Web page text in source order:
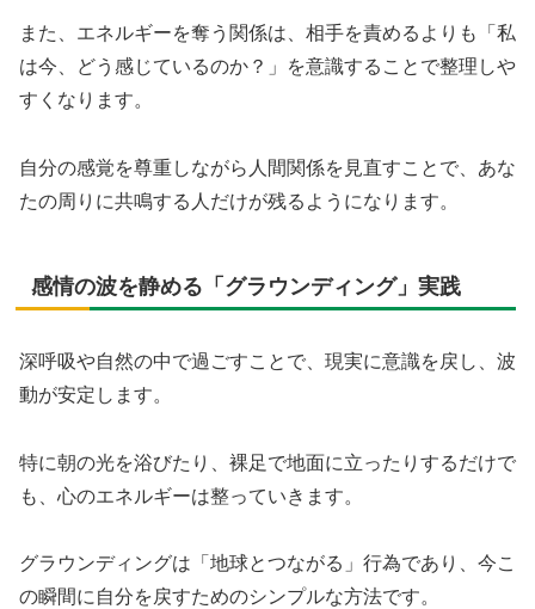
また、エネルギーを奪う関係は、相手を責めるよりも「私
は今、どう感じているのか？」を意識することで整理しや
すくなります。
自分の感覚を尊重しながら人間関係を見直すことで、あな
たの周りに共鳴する人だけが残るようになります。
感情の波を静める「グラウンディング」実践
深呼吸や自然の中で過ごすことで、現実に意識を戻し、波
動が安定します。
特に朝の光を浴びたり、裸足で地面に立ったりするだけで
も、心のエネルギーは整っていきます。
グラウンディングは「地球とつながる」行為であり、今こ
の瞬間に自分を戻すためのシンプルな方法です。